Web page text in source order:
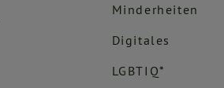
Minderheiten
Digitales
LGBTIQ*